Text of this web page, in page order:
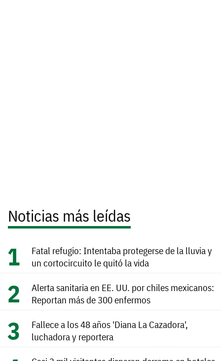
Noticias más leídas
Fatal refugio: Intentaba protegerse de la lluvia y
un cortocircuito le quitó la vida
Alerta sanitaria en EE. UU. por chiles mexicanos:
Reportan más de 300 enfermos
Fallece a los 48 años 'Diana La Cazadora',
luchadora y reportera